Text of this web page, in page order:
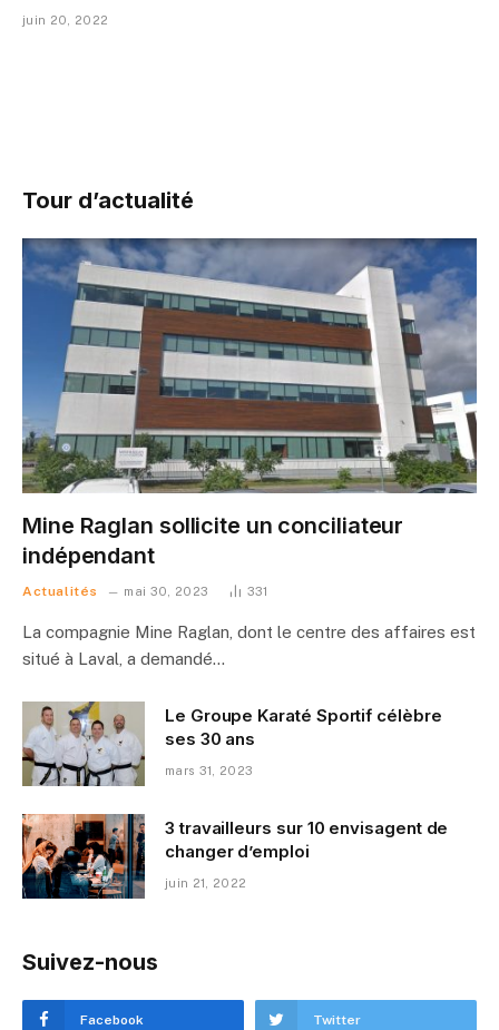
juin 20, 2022
Tour d’actualité
Mine Raglan sollicite un conciliateur
indépendant
Actualités mai 30, 2023 331
La compagnie Mine Raglan, dont le centre des affaires est
situé à Laval, a demandé…
Le Groupe Karaté Sportif célèbre
ses 30 ans
mars 31, 2023
3 travailleurs sur 10 envisagent de
changer d’emploi
juin 21, 2022
Suivez-nous
Facebook Twitter